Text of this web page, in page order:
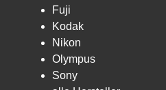
Fuji
Kodak
Nikon
Olympus
Sony